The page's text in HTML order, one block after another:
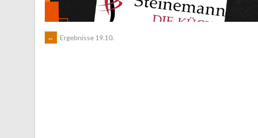
ARTIKEL-
← Ergebnisse 19.10.